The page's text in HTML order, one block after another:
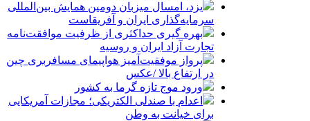
یزد، امسال میزبان دومین همایش بین‌المللی
سرمایه‌گذاری ایران و آفریقاست
بهره گیری حداکثری از ظرفیت موافقت‌نامه
تجارت آزاد ایران و روسیه
پرواز موفقیت‌آمیز هواپیمای مسافربری چین
در ارتفاع بالا /عکس
ورود موج تازه گرما به کشور
اعدام با صندلی الکتریکی؛ مجازات آمریکایی
برای خیانت به وطن